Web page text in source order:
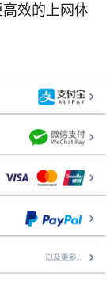
效的上网体